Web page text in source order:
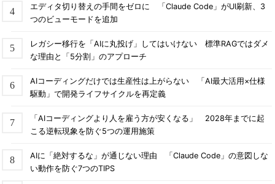
エディタ切り替えの手間をゼロに 「Claude Code」がUI刷新、3
つのビューモードを追加
レガシー移行を「AIに丸投げ」してはいけない 標準RAGではダメ
な理由と「5分割」のアプローチ
AIコーディングだけでは生産性は上がらない 「AI最大活用×仕様
駆動」で開発ライフサイクルを再定義
「AIコーディングより人を雇う方が安くなる」 2028年までに起
こる逆転現象を防ぐ5つの運用施策
AIに「絶対するな」が通じない理由 「Claude Code」の意図しな
い動作を防ぐ7つのTIPS